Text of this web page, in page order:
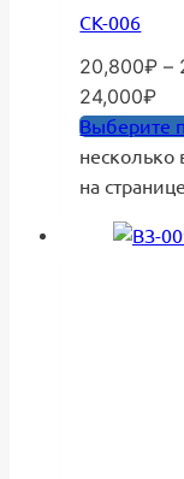
СК-006
20,800₽ –
24,000₽
Выберите
на